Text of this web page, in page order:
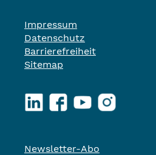
Impressum
Datenschutz
Barrierefreiheit
Sitemap
LinkedInFacebookYouTubeInstagram
Newsletter-Abo